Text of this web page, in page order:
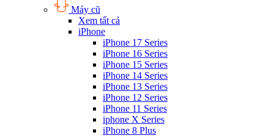
Máy cũ
Xem tất cả
iPhone
iPhone 17 Series
iPhone 16 Series
iPhone 15 Series
iPhone 14 Series
iPhone 13 Series
iPhone 12 Series
iPhone 11 Series
iphone X Series
iPhone 8 Plus